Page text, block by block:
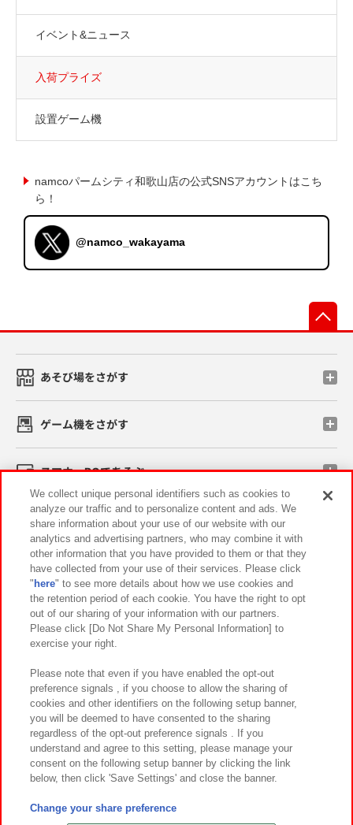
イベント&ニュース
入荷プライズ
設置ゲーム機
namcoパームシティ和歌山店の公式SNSアカウントはこち
ら！
@namco_wakayama
あそび場をさがす
ゲーム機をさがす
スマホ・PCであそぶ
イベント・キャンペーン
関連会社 サステナビリティ サイトポリシー
プライバシーポリシー ウェブアクセシビリティ方針と検証結果
お取引先さまとともに
カスタマーハラスメント対応方針 よくあるご質問・お問い合わせ
©Bandai Namco Amusement Inc.
©Bandai Namco Amusement Lab Inc.
We collect unique personal identifiers such as cookies to
analyze our traffic and to personalize content and ads. We
share information about your use of our website with our
analytics and advertising partners, who may combine it with
other information that you have provided to them or that they
have collected from your use of their services. Please click
" here" to see more details about how we use cookies and
the retention period of each cookie. You have the right to opt
out of our sharing of your information with our partners.
Please click [Do Not Share My Personal Information] to
exercise your right.
Please note that even if you have enabled the opt-out
preference signals , if you choose to allow the sharing of
cookies and other identifiers on the following setup banner,
you will be deemed to have consented to the sharing
regardless of the opt-out preference signals . If you
understand and agree to this setting, please manage your
consent on the following setup banner by clicking the link
below, then click 'Save Settings' and close the banner.
Change your share preference